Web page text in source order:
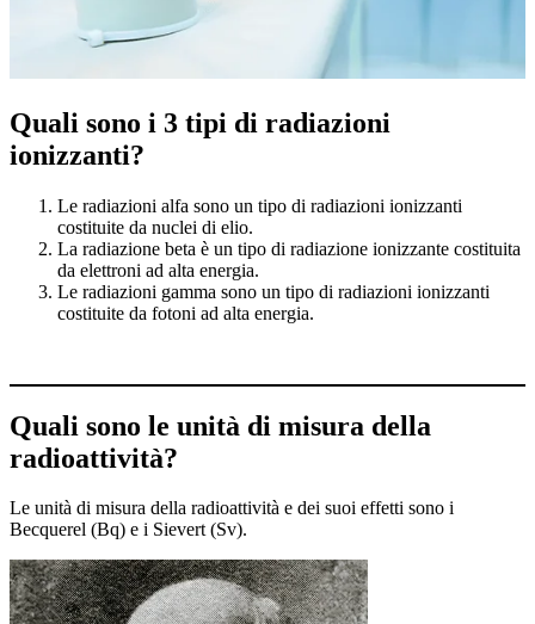
Quali sono i 3 tipi di radiazioni
ionizzanti?
Le radiazioni alfa sono un tipo di radiazioni ionizzanti
costituite da nuclei di elio.
La radiazione beta è un tipo di radiazione ionizzante costituita
da elettroni ad alta energia.
Le radiazioni gamma sono un tipo di radiazioni ionizzanti
costituite da fotoni ad alta energia.
Quali sono le unità di misura della
radioattività?
Le unità di misura della radioattività e dei suoi effetti sono i
Becquerel (Bq) e i Sievert (Sv).